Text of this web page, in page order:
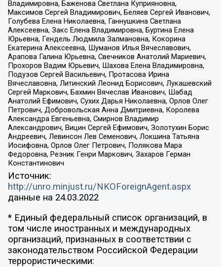
Владимировна, Баженова Светлана Куприяновна,
Максимов Сергей Владимирович, Беляев Сергей Иванович,
Голубева Елена Николаевна, Ганнушкина Светлана
Алексеевна, Закс Елена Владимировна, Буртина Елена
Юрьевна, Гендель Людмила Залмановна, Кокорина
Екатерина Алексеевна, Шуманов Илья Вячеславович,
Арапова Галина Юрьевна, Свечников Анатолий Мариевич,
Прохоров Вадим Юрьевич, Шахова Елена Владимировна,
Подузов Сергей Васильевич, Протасова Ирина
Вячеславовна, Литинский Леонид Борисович, Лукашевский
Сергей Маркович, Бахмин Вячеслав Иванович, Шабад
Анатолий Ефимович, Сухих Дарья Николаевна, Орлов Олег
Петрович, Добровольская Анна Дмитриевна, Королева
Александра Евгеньевна, Смирнов Владимир
Александрович, Вицин Сергей Ефимович, Золотухин Борис
Андреевич, Левинсон Лев Семенович, Локшина Татьяна
Иосифовна, Орлов Олег Петрович, Полякова Мара
Федоровна, Резник Генри Маркович, Захаров Герман
Константинович
Источник:
http://unro.minjust.ru/NKOForeignAgent.aspx
данные на 24.03.2022
* Единый федеральный список организаций, в
том числе иностранных и международных
организаций, признанных в соответствии с
законодательством Российской Федерации
террористическими: